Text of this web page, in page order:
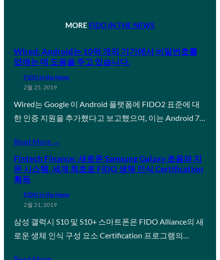
MORE FIDO IN THE NEWS
Wired: Android는 10억 개의 기기에서 비밀번호를
없애는 데 도움을 주고 있습니다.
FIDO in the News
2월 25, 2019
Wired는 Google 이 Android 플랫폼에 FIDO2 표준에 대
한 인증 지원을 추가했다고 보고했으며, 이는 Android 7…
Read More →
Fintech Finance: 새로운 Samsung Galaxy 초음파 지
문 시스템, 세계 최초로 FIDO 생체 인식 Certification
획득
FIDO in the News
2월 21, 2019
삼성 갤럭시 S10 및 S10+ 스마트폰은 FIDO Alliance의 새
로운 생체 인식 구성 요소 Certification 프로그램의…